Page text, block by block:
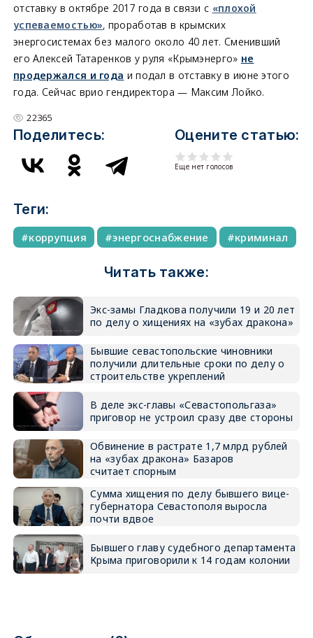
отставку в октябре 2017 года в связи с «плохой
успеваемостью», проработав в крымских
энергосистемах без малого около 40 лет. Сменивший
его Алексей Татаренков у руля «Крымэнерго» не
продержался и года и подал в отставку в июне этого
года. Сейчас врио гендиректора — Максим Лойко.
22365
Поделитесь: Оцените статью:
Еще нет голосов
Теги:
коррупция энергоснабжение криминал
Читать также:
Экс-замы Гладкова получили 19 и 20 лет
по делу о хищениях на «зубах дракона»
Бывшие севастопольские чиновники
получили длительные сроки по делу о
строительстве укреплений
В деле экс-главы «Севастопольгаза»
приговор не устроил сразу две стороны
Обвинение в растрате 1,7 млрд рублей
на «зубах дракона» Базаров
считает спорным
Сумма хищения по делу бывшего вице-
губернатора Севастополя выросла
почти вдвое
Бывшего главу судебного департамента
Крыма приговорили к 14 годам колонии